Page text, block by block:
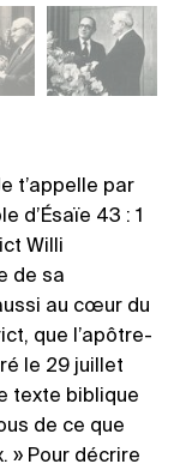
t’appelle par
d’Ésaïe 43 : 1
Willi
de sa
au cœur du
que l’apôtre-
le 29 juillet
texte biblique
de ce que
» Pour décrire